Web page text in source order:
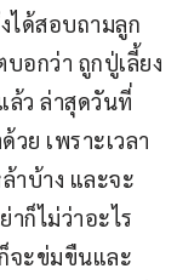
ได้สอบถามลูก
อกว่า ถูกปู่เลี้ยง
ล้ว ล่าสุดวันที่
ย เพราะเวลา
าบ้าง และจะ
ก็ไม่ว่าอะไร
จะข่มขืนและ